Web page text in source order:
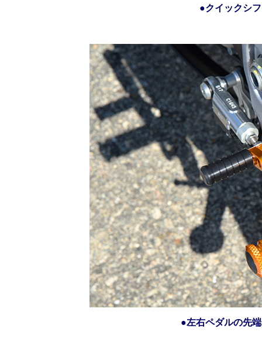
●クイックシ
●左右ペダルの先